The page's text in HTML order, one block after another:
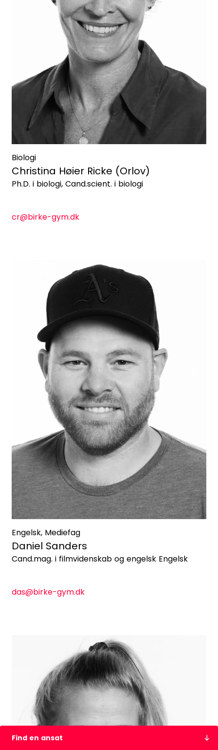
Biologi
Christina Høier Ricke (Orlov)
Ph.D. i biologi, Cand.scient. i biologi
cr@birke-gym.dk
Engelsk, Mediefag
Daniel Sanders
Cand.mag. i filmvidenskab og engelsk Engelsk
das@birke-gym.dk
Find en ansat